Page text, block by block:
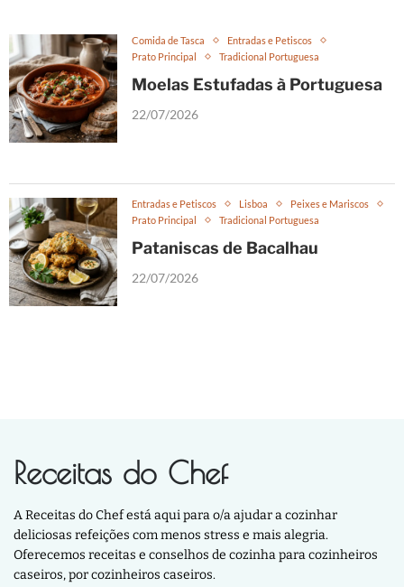
Comida de Tasca
Entradas e Petiscos
Prato Principal
Tradicional Portuguesa
Moelas Estufadas à Portuguesa
22/07/2026
Entradas e Petiscos Lisboa
Peixes e Mariscos
Prato Principal
Tradicional Portuguesa
Pataniscas de Bacalhau
22/07/2026
Receitas do Chef
A Receitas do Chef está aqui para o/a ajudar a cozinhar
deliciosas refeições com menos stress e mais alegria.
Oferecemos receitas e conselhos de cozinha para cozinheiros
caseiros, por cozinheiros caseiros.